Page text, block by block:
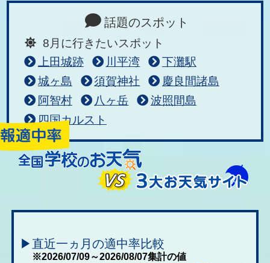
話題のスポット
8月に行きたいスポット
上田城跡
川平湾
下灘駅
城ヶ島
須賀神社
慶良間諸島
阿智村
八ヶ岳
波照間島
四国カルスト
▶直近一ヵ月の適中率比較
※2026/07/09～2026/08/07集計の値